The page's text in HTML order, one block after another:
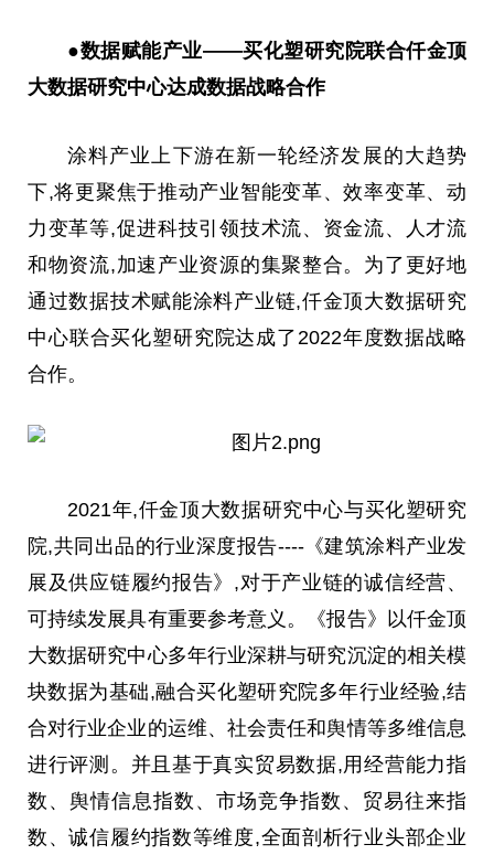
●数据赋能产业——买化塑研究院联合仟金顶
大数据研究中心达成数据战略合作
涂料产业上下游在新一轮经济发展的大趋势
下,将更聚焦于推动产业智能变革、效率变革、动
力变革等,促进科技引领技术流、资金流、人才流
和物资流,加速产业资源的集聚整合。为了更好地
通过数据技术赋能涂料产业链,仟金顶大数据研究
中心联合买化塑研究院达成了2022年度数据战略
合作。
2021年,仟金顶大数据研究中心与买化塑研究
院,共同出品的行业深度报告----《建筑涂料产业发
展及供应链履约报告》,对于产业链的诚信经营、
可持续发展具有重要参考意义。《报告》以仟金顶
大数据研究中心多年行业深耕与研究沉淀的相关模
块数据为基础,融合买化塑研究院多年行业经验,结
合对行业企业的运维、社会责任和舆情等多维信息
进行评测。并且基于真实贸易数据,用经营能力指
数、舆情信息指数、市场竞争指数、贸易往来指
数、诚信履约指数等维度,全面剖析行业头部企业